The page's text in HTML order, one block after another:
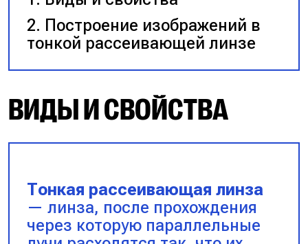
Построение изображений в
тонкой рассеивающей линзе
ВИДЫ И СВОЙСТВА
Тонкая рассеивающая линза
— линза, после прохождения
через которую параллельные